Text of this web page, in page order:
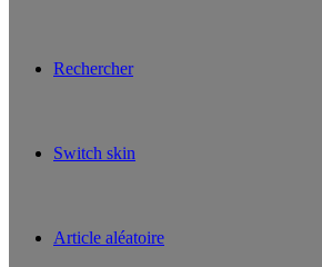
Rechercher
Switch skin
Article aléatoire